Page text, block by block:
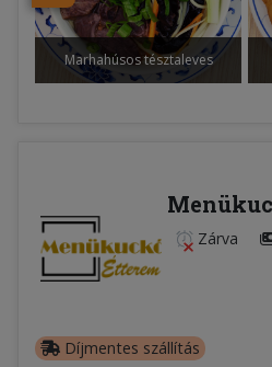
Marhahúsos tésztaleves
Zárva
Díjmentes szállítás